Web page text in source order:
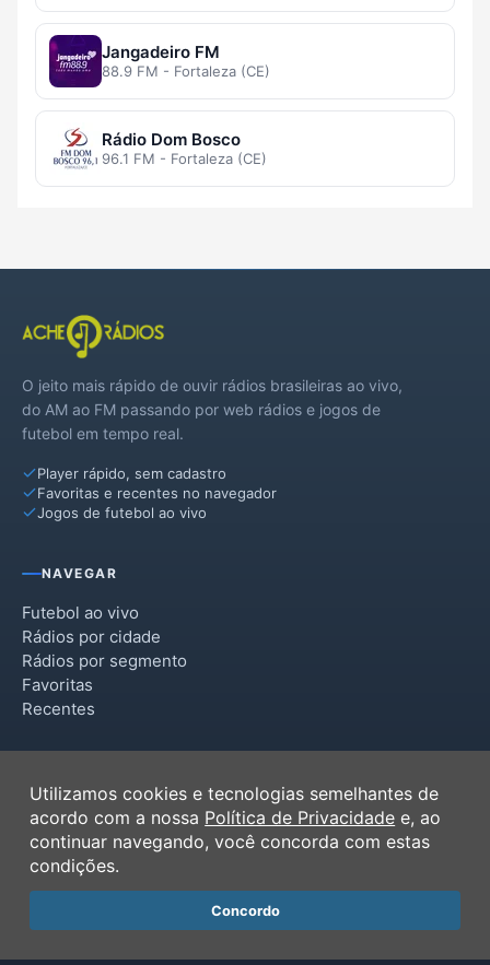
Jangadeiro FM
88.9 FM - Fortaleza (CE)
Rádio Dom Bosco
96.1 FM - Fortaleza (CE)
O jeito mais rápido de ouvir rádios brasileiras ao vivo,
do AM ao FM passando por web rádios e jogos de
futebol em tempo real.
Player rápido, sem cadastro
Favoritas e recentes no navegador
Jogos de futebol ao vivo
NAVEGAR
Futebol ao vivo
Rádios por cidade
Rádios por segmento
Favoritas
Recentes
Termos de Uso
Política de Privacidade
Ferramentas
Contato
Utilizamos cookies e tecnologias semelhantes de
acordo com a nossa Política de Privacidade e, ao
continuar navegando, você concorda com estas
condições.
Concordo